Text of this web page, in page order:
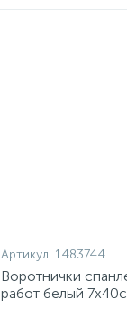
Артикул: 1483744
Воротнички
работ белый